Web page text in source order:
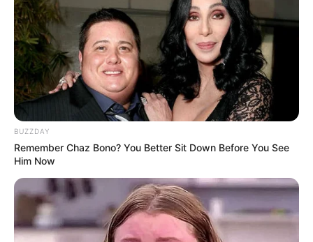
BUZZDAY
Remember Chaz Bono? You Better Sit Down Before You See
Him Now